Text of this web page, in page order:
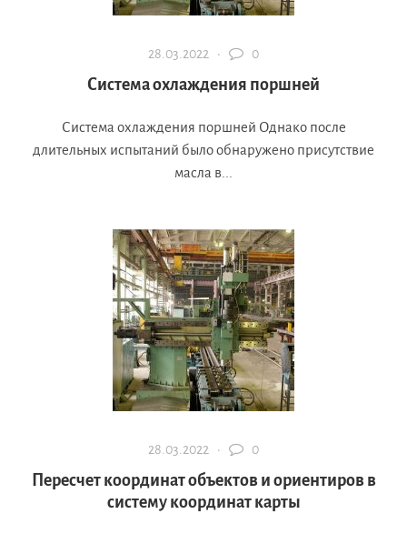
28.03.2022 · 0
Система охлаждения поршней
Система охлаждения поршней Однако после
длительных испытаний было обнаружено присутствие
масла в...
28.03.2022 · 0
Пересчет координат объектов и ориентиров в
систему координат карты